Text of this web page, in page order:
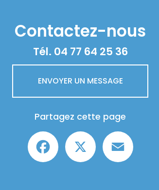
Contactez-nous
Tél. 04 77 64 25 36
ENVOYER UN MESSAGE
Partagez cette page
Facebook